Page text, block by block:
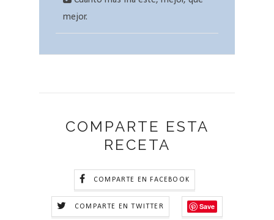
mejor.
COMPARTE ESTA
RECETA
COMPARTE EN FACEBOOK
COMPARTE EN TWITTER Save